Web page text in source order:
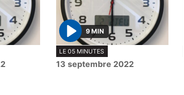
P
l
a
9 MIN
LE 05 MINUTES
13 septembre 2022